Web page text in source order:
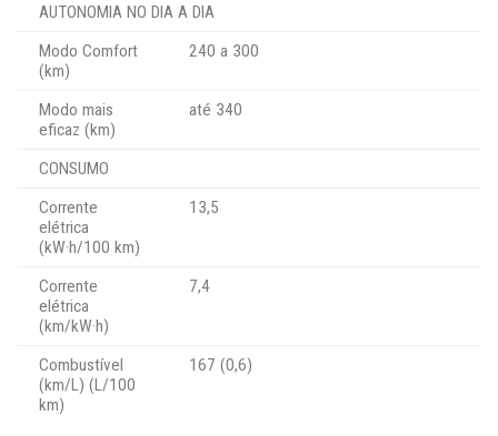
AUTONOMIA NO DIA A DIA
Modo Comfort
(km)
240 a 300
Modo mais
eficaz (km)
até 340
CONSUMO
Corrente
elétrica
(kW·h/100 km)
13,5
Corrente
elétrica
(km/kW·h)
7,4
Combustível
(km/L) (L/100
km)
167 (0,6)